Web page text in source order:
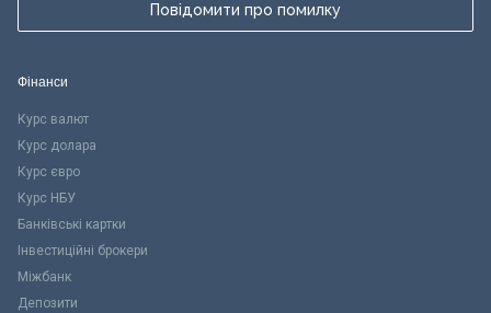
Повідомити про помилку
Фінанси
Курс валют
Курс долара
Курс євро
Курс НБУ
Банківські картки
Інвестиційні брокери
Міжбанк
Депозити